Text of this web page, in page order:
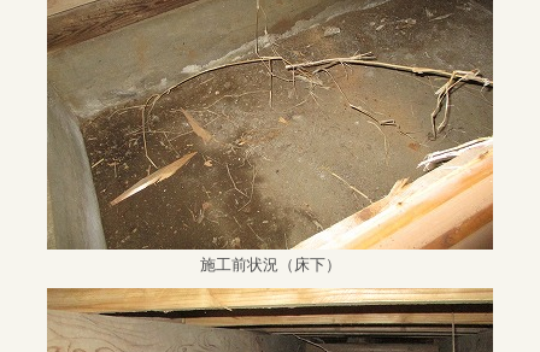
施工前状況（床下）